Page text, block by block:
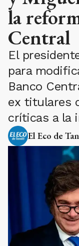
la
Central
El
para
Banco
ex titulares
críticas a la
El Eco de